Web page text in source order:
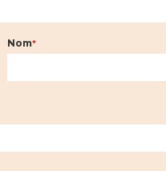
Nom